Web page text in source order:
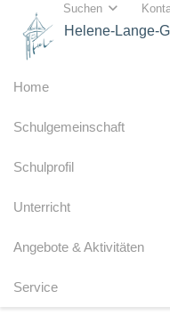
Suchen
Helene-Lange-
Home
Schulgemeinschaft
Schulprofil
Unterricht
Angebote & Aktivitäten
Service